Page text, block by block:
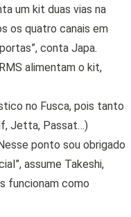
um kit duas vias na
os quatro canais em
conta Japa.
alimentam o kit,
no Fusca, pois tanto
Jetta, Passat…)
ponto sou obrigado
assume Takeshi,
funcionam como